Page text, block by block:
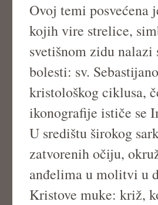
Ovoj temi posvećena
kojih vire strelice,
svetišnom zidu nalazi
bolesti: sv.
kristološkog ciklusa,
ikonograﬁje ističe se
U središtu širokog
zatvorenih očiju,
anđelima u molitvi u
Kristove muke: križ,